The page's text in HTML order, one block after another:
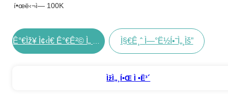
í•œë‹¬ì— 100K
Ì§€ê¸ˆ Ì—°ë½í•˜ì„¸ìš”
Ìžì„¸í•œ Ì •ë³´